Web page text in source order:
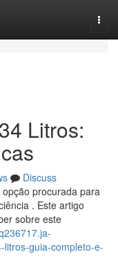
Litros:
Discuss
procurada para
. Este artigo
sobre este
guia-completo-e-